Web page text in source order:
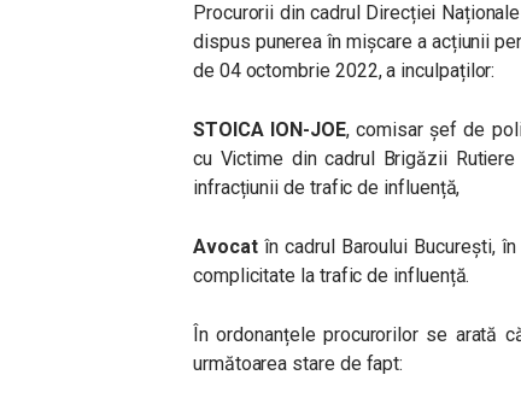
Procurorii din cadrul Direcției
dispus punerea în mișcare a acțiunii
de 04 octombrie 2022, a inculpaților:
STOICA ION-JOE, comisar șef de
cu Victime din cadrul Brigăzii
infracțiunii de trafic de influență,
Avocatîn cadrul Baroului București,
complicitate la trafic de influență.
În ordonanțele procurorilor se arată
următoarea stare de fapt: